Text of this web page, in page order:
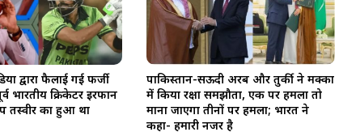
द्वारा फैलाई गई फर्जी
भारतीय क्रिकेटर इरफान
तस्वीर का हुआ था
पाकिस्तान-सऊदी अरब और तुर्की ने मक्का
में किया रक्षा समझौता, एक पर हमला तो
माना जाएगा तीनों पर हमला; भारत ने
कहा- हमारी नजर है